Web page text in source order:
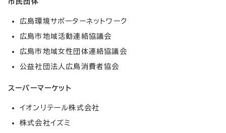
広島環境サポーターネットワーク
広島市地域活動連絡協議会
広島市地域女性団体連絡協議会
公益社団法人広島消費者協会
スーパーマーケット
イオンリテール株式会社
株式会社イズミ